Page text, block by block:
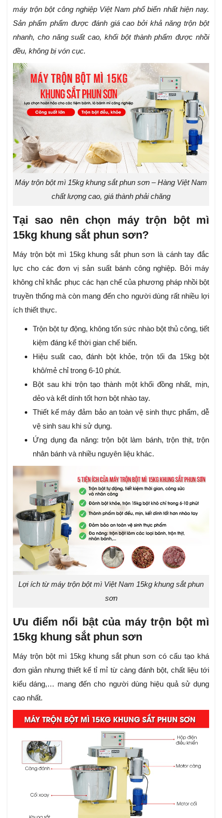
máy trộn bột công nghiệp Việt Nam phổ biến nhất hiện nay.
Sản phẩm phẩm được đánh giá cao bởi khả năng trộn bột
nhanh, cho năng suất cao, khối bột thành phẩm được nhồi
đều, không bị vón cục.
Máy trộn bột mì 15kg khung sắt phun sơn – Hàng Việt Nam
chất lượng cao, giá thành phải chăng
Tại sao nên chọn máy trộn bột mì
15kg khung sắt phun sơn?
Máy trộn bột mì 15kg khung sắt phun sơn là cánh tay đắc
lực cho các đơn vị sản suất bánh công nghiệp. Bởi máy
không chỉ khắc phục các hạn chế của phương pháp nhồi bột
truyền thống mà còn mang đến cho người dùng rất nhiều lợi
ích thiết thực.
Trộn bột tự động, không tốn sức nhào bột thủ công, tiết
kiệm đáng kể thời gian chế biến.
Hiệu suất cao, đánh bột khỏe, trộn tối đa 15kg bột
khô/mẻ chỉ trong 6-10 phút.
Bột sau khi trộn tạo thành một khối đồng nhất, mịn,
dẻo và kết dính tốt hơn bột nhào tay.
Thiết kế máy đảm bảo an toàn vệ sinh thực phẩm, dễ
vệ sinh sau khi sử dụng.
Ứng dụng đa năng: trộn bột làm bánh, trộn thịt, trộn
nhân bánh và nhiều nguyên liệu khác.
Lợi ích từ máy trộn bột mì Việt Nam 15kg khung sắt phun
sơn
Ưu điểm nổi bật của máy trộn bột mì
15kg khung sắt phun sơn
Máy trộn bột mì 15kg khung sắt phun sơn có cấu tạo khá
đơn giản nhưng thiết kế tỉ mỉ từ càng đánh bột, chất liệu tới
kiểu dáng,… mang đến cho người dùng hiệu quả sử dụng
cao nhất.